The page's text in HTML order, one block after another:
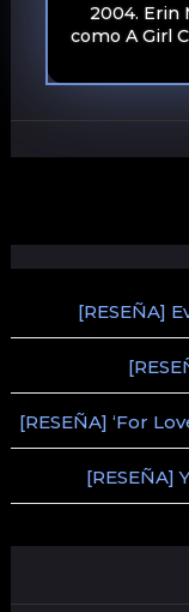
2004. Erin
como A Girl
[RESEÑA]
[RESEÑA] ‘For
[RESEÑA]